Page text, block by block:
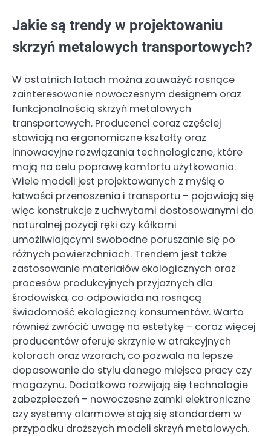
Jakie są trendy w projektowaniu
skrzyń metalowych transportowych?
W ostatnich latach można zauważyć rosnące
zainteresowanie nowoczesnym designem oraz
funkcjonalnością skrzyń metalowych
transportowych. Producenci coraz częściej
stawiają na ergonomiczne kształty oraz
innowacyjne rozwiązania technologiczne, które
mają na celu poprawę komfortu użytkowania.
Wiele modeli jest projektowanych z myślą o
łatwości przenoszenia i transportu – pojawiają się
więc konstrukcje z uchwytami dostosowanymi do
naturalnej pozycji ręki czy kółkami
umożliwiającymi swobodne poruszanie się po
różnych powierzchniach. Trendem jest także
zastosowanie materiałów ekologicznych oraz
procesów produkcyjnych przyjaznych dla
środowiska, co odpowiada na rosnącą
świadomość ekologiczną konsumentów. Warto
również zwrócić uwagę na estetykę – coraz więcej
producentów oferuje skrzynie w atrakcyjnych
kolorach oraz wzorach, co pozwala na lepsze
dopasowanie do stylu danego miejsca pracy czy
magazynu. Dodatkowo rozwijają się technologie
zabezpieczeń – nowoczesne zamki elektroniczne
czy systemy alarmowe stają się standardem w
przypadku droższych modeli skrzyń metalowych.